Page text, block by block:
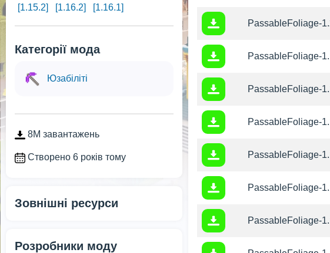
[1.15.2]
[1.16.2] [1.16.1]
Категорії мода
Юзабіліті
8M завантажень
Створено 6 років тому
Зовнішні ресурси
Розробники моду
PassableFoliage-
PassableFoliage-
PassableFoliage-
PassableFoliage-
PassableFoliage-
PassableFoliage-
PassableFoliage-